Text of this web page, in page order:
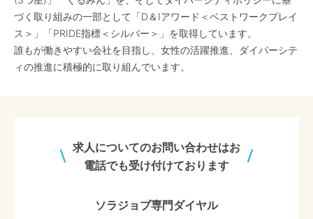
づく取り組みの一部として「D＆Iアワード＜ベストワークプレイ
ス＞」「PRIDE指標＜シルバー＞」を取得しています。
誰もが働きやすい会社を目指し、女性の活躍推進、ダイバーシテ
ィの推進に積極的に取り組んでいます。
求人についてのお問い合わせはお
電話でも受け付けております
ソラジョブ専門ダイヤル